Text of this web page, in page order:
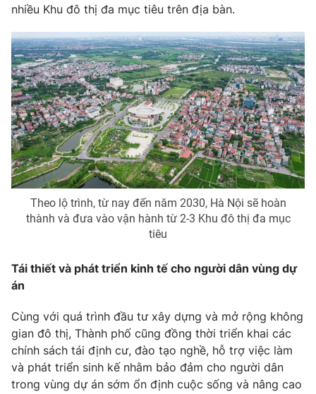
nhiều Khu đô thị đa mục tiêu trên địa bàn.
Theo lộ trình, từ nay đến năm 2030, Hà Nội sẽ hoàn
thành và đưa vào vận hành từ 2-3 Khu đô thị đa mục
tiêu
Tái thiết và phát triển kinh tế cho người dân vùng dự
án
Cùng với quá trình đầu tư xây dựng và mở rộng không
gian đô thị, Thành phố cũng đồng thời triển khai các
chính sách tái định cư, đào tạo nghề, hỗ trợ việc làm
và phát triển sinh kế nhằm bảo đảm cho người dân
trong vùng dự án sớm ổn định cuộc sống và nâng cao